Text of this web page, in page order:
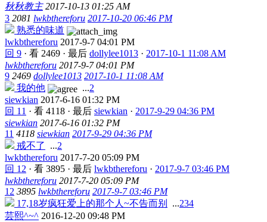
秋秋教主 2017-10-13 01:25 AM
3 2081 lwkbthereforu 2017-10-20 06:46 PM
熟悉的味道
lwkbthereforu 2017-9-7 04:01 PM
回 9 · 看 2469 · 最后 dollylee1013 · 2017-10-1 11:08 AM
lwkbthereforu 2017-9-7 04:01 PM
9 2469 dollylee1013 2017-10-1 11:08 AM
我的他
...2
siewkian 2017-6-16 01:32 PM
回 11 · 看 4118 · 最后 siewkian · 2017-9-29 04:36 PM
siewkian 2017-6-16 01:32 PM
11 4118 siewkian 2017-9-29 04:36 PM
戒不了
...2
lwkbthereforu 2017-7-20 05:09 PM
回 12 · 看 3895 · 最后 lwkbthereforu · 2017-9-7 03:46 PM
lwkbthereforu 2017-7-20 05:09 PM
12 3895 lwkbthereforu 2017-9-7 03:46 PM
17,18岁疯狂爱上的那个人~不告而别
...234
芸熙^~^ 2016-12-20 09:48 PM